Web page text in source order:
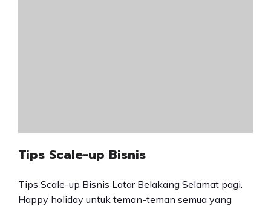
Tips Scale-up Bisnis
Tips Scale-up Bisnis Latar Belakang Selamat pagi.
Happy holiday untuk teman-teman semua yang